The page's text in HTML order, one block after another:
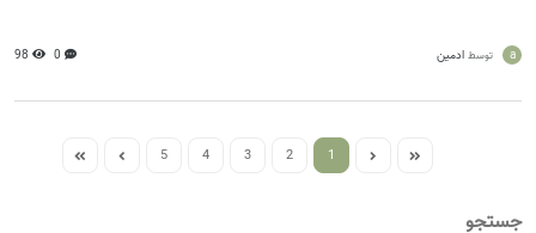
a توسط ادمین 0
98
1
2
3
4
5
جستجو